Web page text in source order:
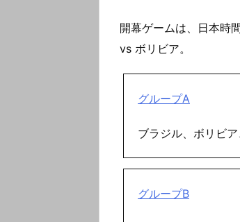
開幕ゲームは、日本時
vs ボリビア。
グループA
ブラジル、ボリビ
グループB